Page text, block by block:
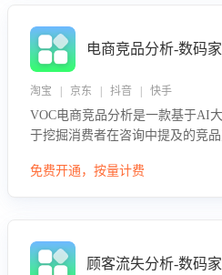
电商竞品分析-数码
淘宝 | 京东 | 抖音 | 快手
VOC电商竞品分析是一款基于AI
于挖掘消费者在咨询中提及的竞
息，进行多维度交叉对比，并分
免费开通，按量计费
顾客流失分析-数码